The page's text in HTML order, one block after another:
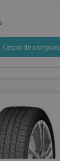
Cesto de compras